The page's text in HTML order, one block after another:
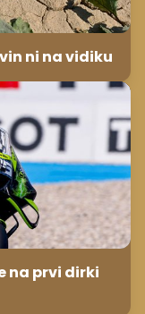
ni na vidiku
na prvi dirki